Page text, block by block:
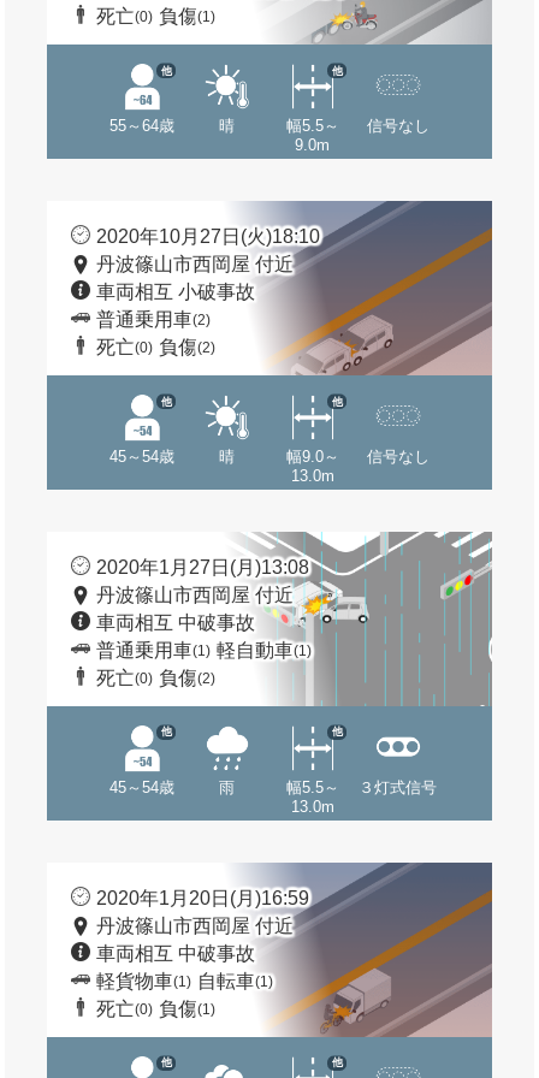
死亡(0) 負傷(1)
55～64歳
他
晴
幅5.5～
9.0m
他
信号なし
2020年10月27日(火)18:10
丹波篠山市西岡屋 付近
車両相互 小破事故
普通乗用車(2)
死亡(0) 負傷(2)
45～54歳
他
晴
幅9.0～
13.0m
他
信号なし
2020年1月27日(月)13:08
丹波篠山市西岡屋 付近
車両相互 中破事故
普通乗用車(1) 軽自動車(1)
死亡(0) 負傷(2)
45～54歳
他
雨
幅5.5～
13.0m
他
３灯式信号
2020年1月20日(月)16:59
丹波篠山市西岡屋 付近
車両相互 中破事故
軽貨物車(1) 自転車(1)
死亡(0) 負傷(1)
他 他